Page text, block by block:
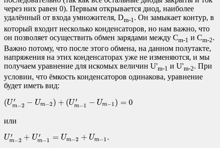
через них равен 0). Первым открывается диод, наиболее
удалённый от входа умножителя, Dm-1. Он замыкает контур, в
который входит несколько конденсаторов, но нам важно, что
он позволяет осуществить обмен зарядами между Cm-1 и Cm-2.
Важно потому, что после этого обмена, на данном полутакте,
напряжения на этих конденсаторах уже не изменяются, и мы
получаем уравнение для искомых величин U'm-1 и U'm-2. При
условии, что ёмкость конденсаторов одинакова, уравнение
будет иметь вид:
(U ′
m−2 − Um−2) + (U ′
m−1 − Um−1 ) = 0
(U −U − ) (Um Um 1)
или
U ′
m−2 + U ′
m−1 = Um−2 + Um−1 .
U 2 +Um Um + Um